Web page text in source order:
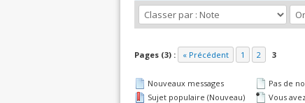
Pages (3) : « Précédent 1 2 3
Nouveaux messages
Sujet populaire (Nouveau)
Pas de
Vous